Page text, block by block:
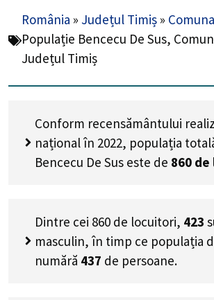
România » Județul Timiș »
Populație Bencecu De Sus,
Județul Timiș
Conform recensământului
național în 2022, populația
Bencecu De Sus este de 860 de
Dintre cei 860 de locuitori, 423
masculin, în timp ce populația
numără 437 de persoane.